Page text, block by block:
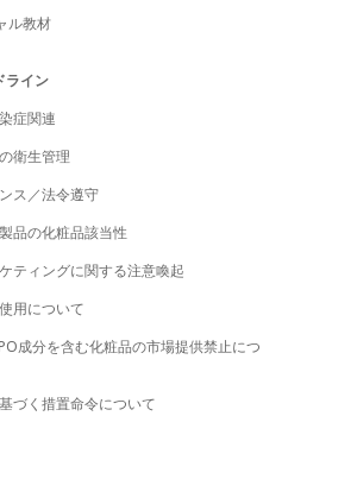
ル教材
ライン
症関連
衛生管理
ス／法令遵守
品の化粧品該当性
ティングに関する注意喚起
用について
成分を含む化粧品の市場提供禁止につ
づく措置命令について